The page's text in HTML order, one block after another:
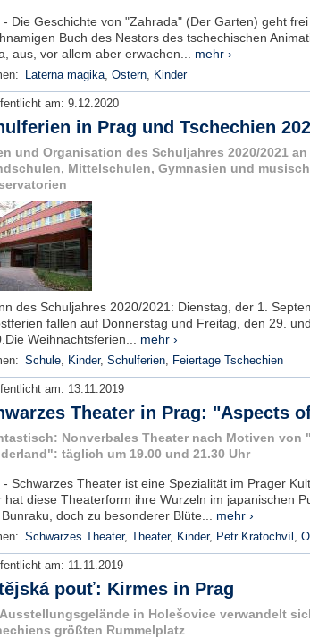
- Die Geschichte von "Zahrada" (Der Garten) geht
Buch des Nestors des tschechischen
aus, vor allem aber erwachen... mehr ›
Laterna magika, Ostern, Kinder
am: 9.12.2020
in Prag und Tschechien
und Organisation des Schuljahres 2020/2021 an
Mittelschulen, Gymnasien und
des Schuljahres 2020/2021: Dienstag, der 1.
fallen auf Donnerstag und Freitag, den 29.
Weihnachtsferien... mehr ›
Schule, Kinder, Schulferien, Feiertage Tschechien
am: 13.11.2019
Theater in Prag: "Aspects
Nonverbales Theater nach Motiven von
täglich um 19.00 und 21.30 Uhr
- Schwarzes Theater ist eine Spezialität im Prager
hat diese Theaterform ihre Wurzeln im japanischen
doch zu besonderer Blüte... mehr ›
Schwarzes Theater, Theater, Kinder, Petr Kratochvíl ,
am: 11.11.2019
pouť: Kirmes in Prag
in Holešovice verwandelt
größten Rummelplatz